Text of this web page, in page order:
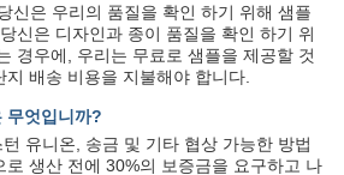
신은 우리의 품질을 확인 하기 위해 샘플
신은 디자인과 종이 품질을 확인 하기 위
경우에, 우리는 무료로 샘플을 제공할 것
배송 비용을 지불해야 합니다.
무엇입니까?
유니온, 송금 및 기타 협상 가능한 방법
로 생산 전에 30%의 보증금을 요구하고 나